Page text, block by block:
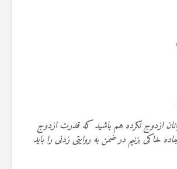
ازدوج نکرده هم باشید که قدرت ازدوج
خاکی بزنیم در ضمن به روایتی زدنی را باید